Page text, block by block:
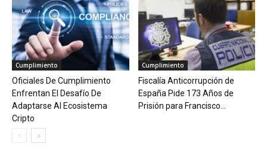
Cumplimiento
Oficiales De Cumplimiento
Enfrentan El Desafío De
Adaptarse Al Ecosistema
Cripto
Cumplimiento
Fiscalía Anticorrupción de
España Pide 173 Años de
Prisión para Francisco...